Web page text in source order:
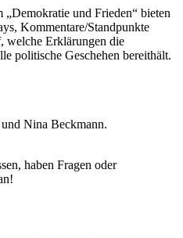
und Frieden“ bieten
Kommentare/Standpunkte
welche Erklärungen die
politische Geschehen bereithält.
und Nina Beckmann.
haben Fragen oder